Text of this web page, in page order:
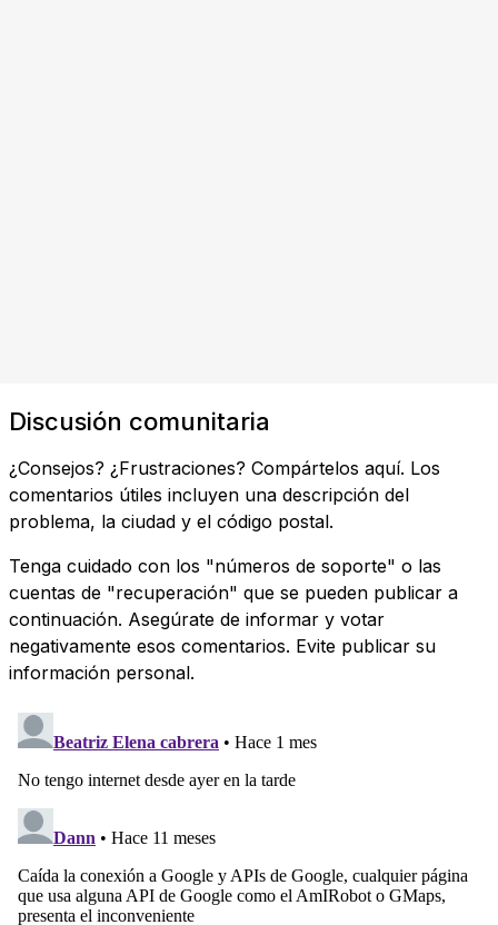
Discusión comunitaria
¿Consejos? ¿Frustraciones? Compártelos aquí. Los
comentarios útiles incluyen una descripción del
problema, la ciudad y el código postal.
Tenga cuidado con los "números de soporte" o las
cuentas de "recuperación" que se pueden publicar a
continuación. Asegúrate de informar y votar
negativamente esos comentarios. Evite publicar su
información personal.